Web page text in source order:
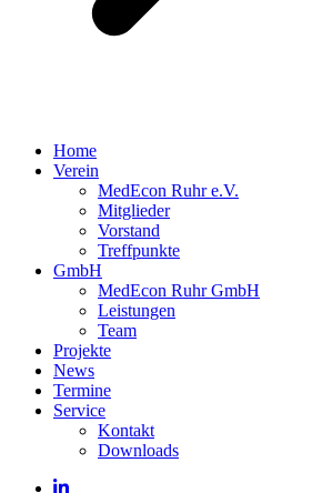
Home
Verein
MedEcon Ruhr e.V.
Mitglieder
Vorstand
Treffpunkte
GmbH
MedEcon Ruhr GmbH
Leistungen
Team
Projekte
News
Termine
Service
Kontakt
Downloads